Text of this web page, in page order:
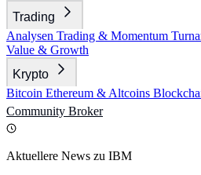
Trading
Analysen Trading & Momentum
Value & Growth
Krypto
Bitcoin Ethereum & Altcoins
Community Broker
Aktuellere News zu IBM